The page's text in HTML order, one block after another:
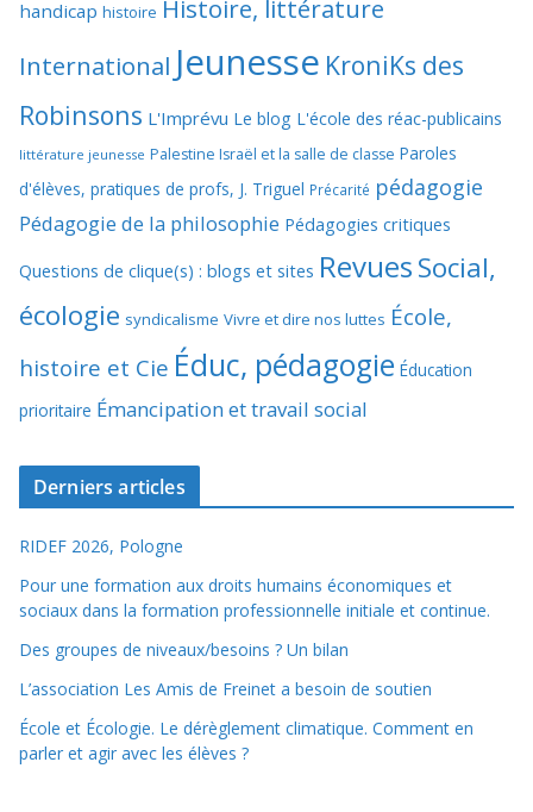
handicap histoire Histoire, littérature
International Jeunesse KroniKs des
Robinsons L'Imprévu Le blog L'école des réac-publicains
littérature jeunesse Palestine Israël et la salle de classe Paroles
d'élèves, pratiques de profs, J. Triguel Précarité pédagogie
Pédagogie de la philosophie Pédagogies critiques
Questions de clique(s) : blogs et sites RevuesSocial,
écologie syndicalisme Vivre et dire nos luttes École,
histoire et Cie Éduc, pédagogie Éducation
prioritaire Émancipation et travail social
Derniers articles
RIDEF 2026, Pologne
Pour une formation aux droits humains économiques et
sociaux dans la formation professionnelle initiale et continue.
Des groupes de niveaux/besoins ? Un bilan
L’association Les Amis de Freinet a besoin de soutien
École et Écologie. Le dérèglement climatique. Comment en
parler et agir avec les élèves ?